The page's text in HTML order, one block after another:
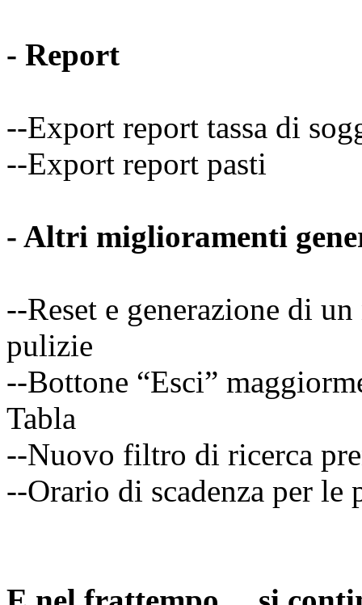
- Report
--Export report tassa di
--Export report pasti
- Altri miglioramenti
--Reset e generazione di
pulizie
--Bottone “Esci”
Tabla
--Nuovo filtro di ricerca
--Orario di scadenza per